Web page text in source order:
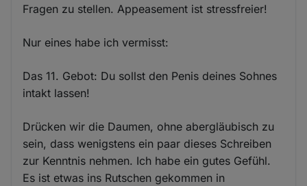
Fragen zu stellen. Appeasement ist stressfreier!
Nur eines habe ich vermisst:
Das 11. Gebot: Du sollst den Penis deines Sohnes
intakt lassen!
Drücken wir die Daumen, ohne abergläubisch zu
sein, dass wenigstens ein paar dieses Schreiben
zur Kenntnis nehmen. Ich habe ein gutes Gefühl.
Es ist etwas ins Rutschen gekommen in